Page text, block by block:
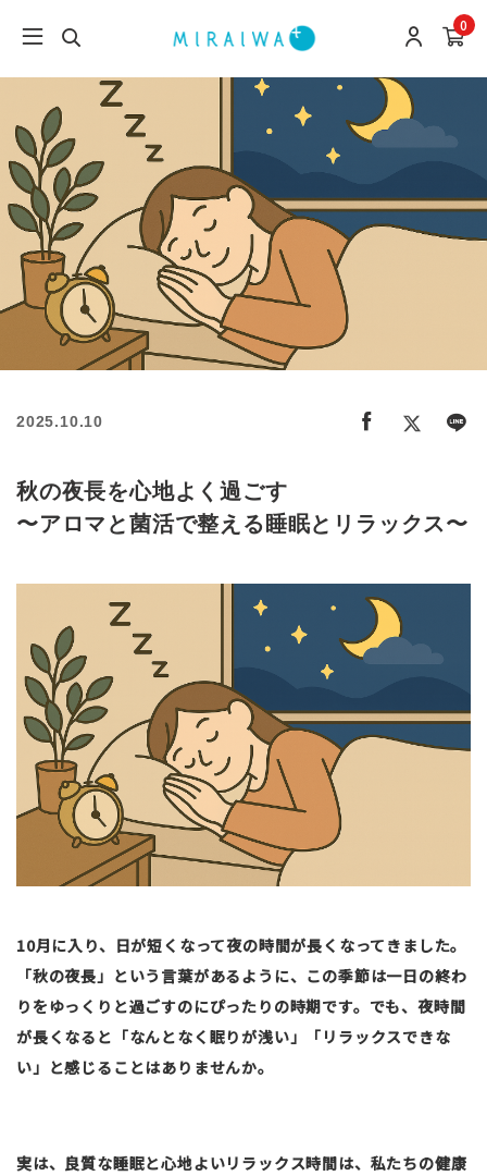
0
2025.10.10
秋の夜長を心地よく過ごす
〜アロマと菌活で整える睡眠とリラックス〜
10月に入り、日が短くなって夜の時間が長くなってきました。
「秋の夜長」という言葉があるように、この季節は一日の終わ
りをゆっくりと過ごすのにぴったりの時期です。でも、夜時間
が長くなると「なんとなく眠りが浅い」「リラックスできな
い」と感じることはありませんか。
実は、良質な睡眠と心地よいリラックス時間は、私たちの健康